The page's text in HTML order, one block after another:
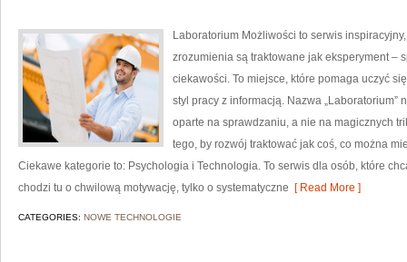
Laboratorium Możliwości to serwis
zrozumienia są traktowane jak eksperyment –
ciekawości. To miejsce, które pomaga uczyć
styl pracy z informacją. Nazwa
oparte na sprawdzaniu, a nie na magicznych
tego, by rozwój traktować jak coś, co można
Ciekawe kategorie to: Psychologia i Technologia. To serwis dla osób, które
chodzi tu o chwilową motywację, tylko o systematyczne [ Read More ]
CATEGORIES: NOWE TECHNOLOGIE